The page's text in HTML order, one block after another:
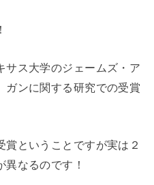
サス大学のジェームズ・ア
ガンに関する研究での受賞
賞ということですが実は２
異なるのです！